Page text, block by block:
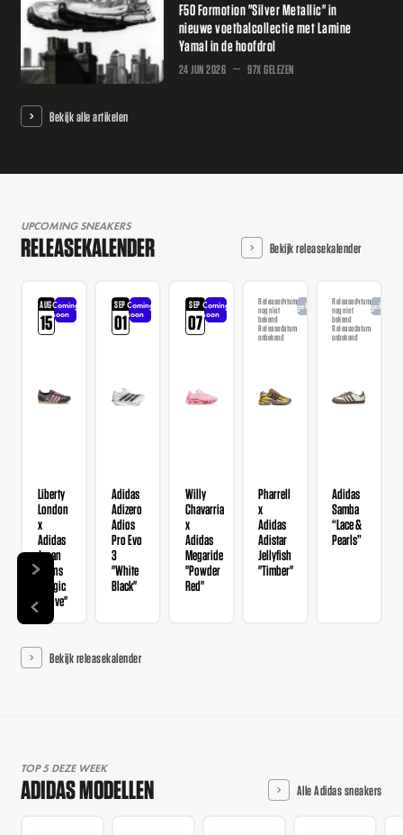
F50 Formotion "Silver Metallic" in
nieuwe voetbalcollectie met Lamine
Yamal in de hoofdrol
24 JUN 2026 97X GELEZEN
Bekijk alle artikelen
UPCOMING SNEAKERS
RELEASEKALENDER Bekijk releasekalender
AUG
15
Coming
soon
Liberty
London
x
Adidas
Japan
Wmns
"Magic
Mauve"
SEP
01
Coming
soon
Adidas
Adizero
Adios
Pro Evo
3
"White
Black"
SEP
07
Coming
soon
Willy
Chavarria
x
Adidas
Megaride
"Powder
Red"
Releasedatum
nog niet
bekend
Releasedatum
onbekend
Aangekondigd
Pharrell
x
Adidas
Adistar
Jellyfish
"Timber"
Releasedatum
nog niet
bekend
Releasedatum
onbekend
Adidas
Samba
“Lace &
Pearls”
Bekijk releasekalender
TOP 5 DEZE WEEK
ADIDAS MODELLEN Alle Adidas sneakers